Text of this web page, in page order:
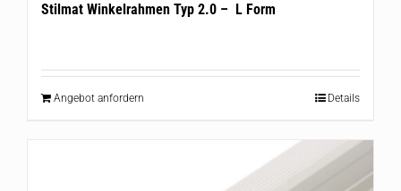
Stilmat Winkelrahmen Typ 2.0 – L Form
Angebot anfordern Details